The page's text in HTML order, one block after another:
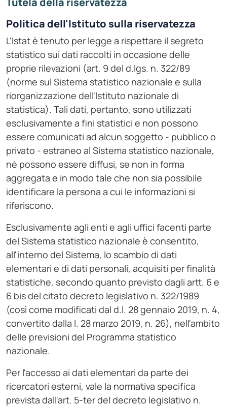
Politica dell'Istituto sulla riservatezza
L'Istat è tenuto per legge a rispettare il segreto
statistico sui dati raccolti in occasione delle
proprie rilevazioni (art. 9 del d.lgs. n. 322/89
(norme sul Sistema statistico nazionale e sulla
riorganizzazione dell'Istituto nazionale di
statistica). Tali dati, pertanto, sono utilizzati
esclusivamente a fini statistici e non possono
essere comunicati ad alcun soggetto - pubblico o
privato - estraneo al Sistema statistico nazionale,
nè possono essere diffusi, se non in forma
aggregata e in modo tale che non sia possibile
identificare la persona a cui le informazioni si
riferiscono.
Esclusivamente agli enti e agli uffici facenti parte
del Sistema statistico nazionale è consentito,
all'interno del Sistema, lo scambio di dati
elementari e di dati personali, acquisiti per finalità
statistiche, secondo quanto previsto dagli artt. 6 e
6 bis del citato decreto legislativo n. 322/1989
(così come modificati dal d.l. 28 gennaio 2019, n. 4,
convertito dalla l. 28 marzo 2019, n. 26), nell'ambito
delle previsioni del Programma statistico
nazionale.
Per l'accesso ai dati elementari da parte dei
ricercatori esterni, vale la normativa specifica
prevista dall'art. 5-ter del decreto legislativo n.